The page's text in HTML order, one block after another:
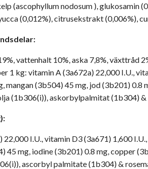
(ascophyllum nodosum ), glukosamin
(0,012%), citrusekstrakt (0,006%),
vattenhalt 10%, aska 7,8%, växttråd
1 kg: vitamin A (3a672a) 22,000 I.U.,
mangan (3b504) 45 mg, jod (3b201)
(1b306(i)), askorbylpalmitat (1b304)
22,000 I.U., vitamin D3 (3a671) 1,600
45 mg, iodine (3b201) 0.8 mg, copper
ascorbyl palmitate (1b304) &